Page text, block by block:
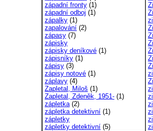
západní fronty (1)
západní odboj (1)
zápalky (1)
zapalování (2)
zápasy (7)
zápisky
zápisky deníkové (1)
zápisníky (1)
zápisy (3)
zápisy notové (1)
záplavy (4)
Zapletal, Miloš (1)
Zapletal, Zdeněk, 1951- (1)
zápletka(2)
zápletka detektivní (1)
zápletky
zápletky detektivní (5)